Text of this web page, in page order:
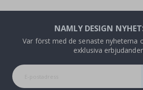
NAMLY DESIGN
Var först med de senaste nyheterna
exklusiva